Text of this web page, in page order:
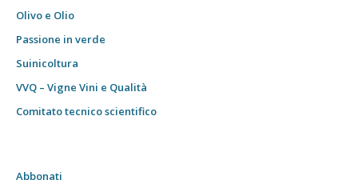
Olivo e Olio
Passione in verde
Suinicoltura
VVQ – Vigne Vini e Qualità
Comitato tecnico scientifico
Abbonati